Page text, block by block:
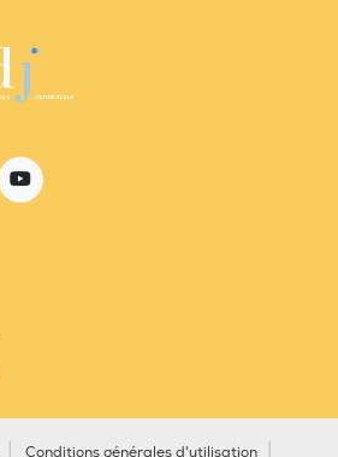
Conditions générales d'utilisation